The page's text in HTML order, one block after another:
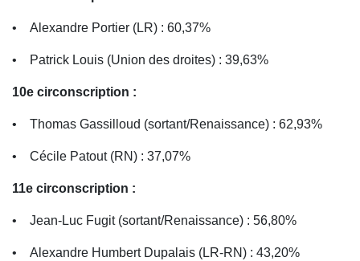
• Alexandre Portier (LR) : 60,37%
• Patrick Louis (Union des droites) : 39,63%
10e circonscription :
• Thomas Gassilloud (sortant/Renaissance) : 62,93%
• Cécile Patout (RN) : 37,07%
11e circonscription :
• Jean-Luc Fugit (sortant/Renaissance) : 56,80%
• Alexandre Humbert Dupalais (LR-RN) : 43,20%